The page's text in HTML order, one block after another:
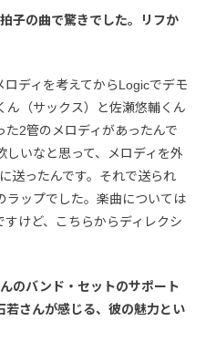
の曲で驚きでした。リフか
ロディを考えてからLogicでデモ
ん（サックス）と佐瀬悠輔くん
た2管のメロディがあったんで
いなと思って、メロディを外
送ったんです。それで送られ
ラップでした。楽曲については
けど、こちらからディレクシ
のバンド・セットのサポート
若さんが感じる、彼の魅力とい